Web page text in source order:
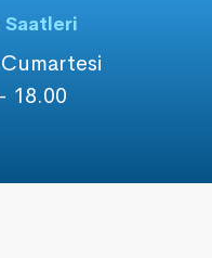
Saatleri
18.00